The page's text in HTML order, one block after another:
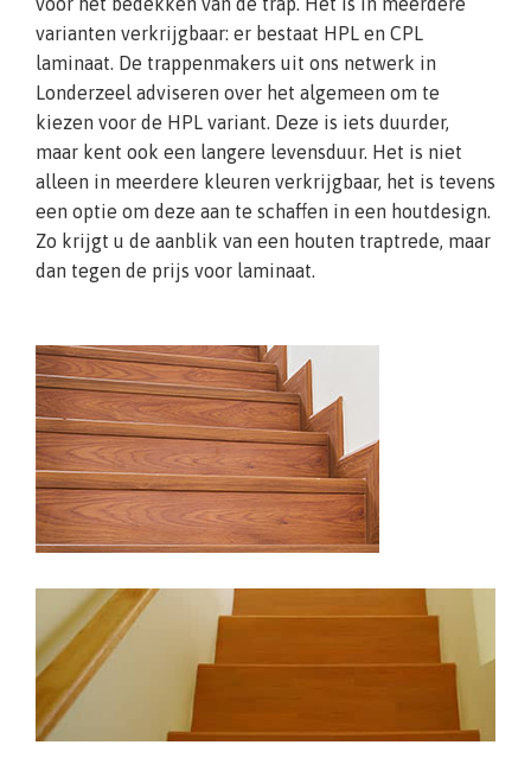
varianten verkrijgbaar: er bestaat HPL en CPL
laminaat. De trappenmakers uit ons netwerk in
Londerzeel adviseren over het algemeen om te
kiezen voor de HPL variant. Deze is iets duurder,
maar kent ook een langere levensduur. Het is niet
alleen in meerdere kleuren verkrijgbaar, het is tevens
een optie om deze aan te schaffen in een houtdesign.
Zo krijgt u de aanblik van een houten traptrede, maar
dan tegen de prijs voor laminaat.